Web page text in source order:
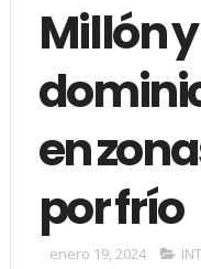
Millón
en
por frío
enero 19, 2024